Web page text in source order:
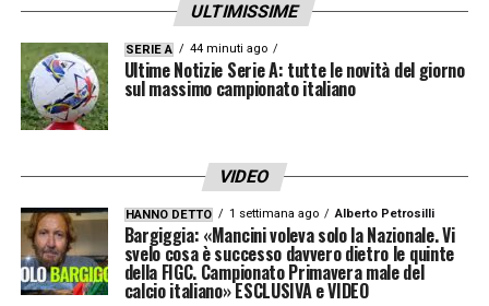
ULTIMISSIME
SERIE A 44 minuti ago
Ultime Notizie Serie A: tutte le novità del giorno
sul massimo campionato italiano
VIDEO
HANNO DETTO 1 settimana ago Alberto Petrosilli
Bargiggia: «Mancini voleva solo la Nazionale. Vi
svelo cosa è successo davvero dietro le quinte
della FIGC. Campionato Primavera male del
calcio italiano» ESCLUSIVA e VIDEO